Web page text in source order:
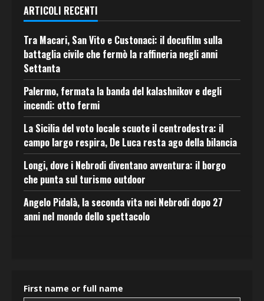
ARTICOLI RECENTI
Tra Macari, San Vito e Custonaci: il docufilm sulla
battaglia civile che fermò la raffineria negli anni
Settanta
Palermo, fermata la banda del kalashnikov e degli
incendi: otto fermi
La Sicilia del voto locale scuote il centrodestra: il
campo largo respira, De Luca resta ago della bilancia
Longi, dove i Nebrodi diventano avventura: il borgo
che punta sul turismo outdoor
Angelo Pidalà, la seconda vita nei Nebrodi dopo 27
anni nel mondo dello spettacolo
First name or full name